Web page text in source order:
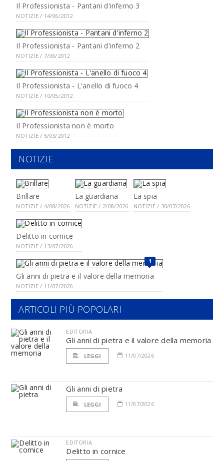
Il Professionista - Pantani d'inferno 3
NOTIZIE / 14/06/2012
Il Professionista - Pantani d'inferno 2
NOTIZIE / 7/06/2012
Il Professionista - L'anello di fuoco 4
NOTIZIE / 10/05/2012
Il Professionista non è morto
NOTIZIE / 5/03/2012
NOTIZIE
Brillare
NOTIZIE / 4/08/2026
La guardiana
NOTIZIE / 2/08/2026
La spia
NOTIZIE / 30/07/2026
Delitto in cornice
NOTIZIE / 13/07/2026
1
Gli anni di pietra e il valore della memoria
NOTIZIE / 11/07/2026
ARTICOLI PIÙ POPOLARI
EDITORIA
Gli anni di pietra e il valore della memoria
LEGGI 11/07/2026
Gli anni di pietra
LEGGI 11/07/2026
EDITORIA
Delitto in cornice